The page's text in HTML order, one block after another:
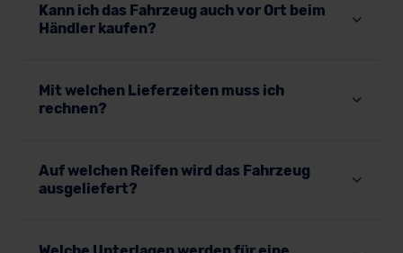
Datenschutzklauseln können Sie über den Kontakt zu
unserem Datenschutzbeauftragten unter
Datenschutzerklärung
Kann ich das Fahrzeug auch vor Ort beim
Händler kaufen?
Mit welchen Lieferzeiten muss ich
rechnen?
Auf welchen Reifen wird das Fahrzeug
ausgeliefert?